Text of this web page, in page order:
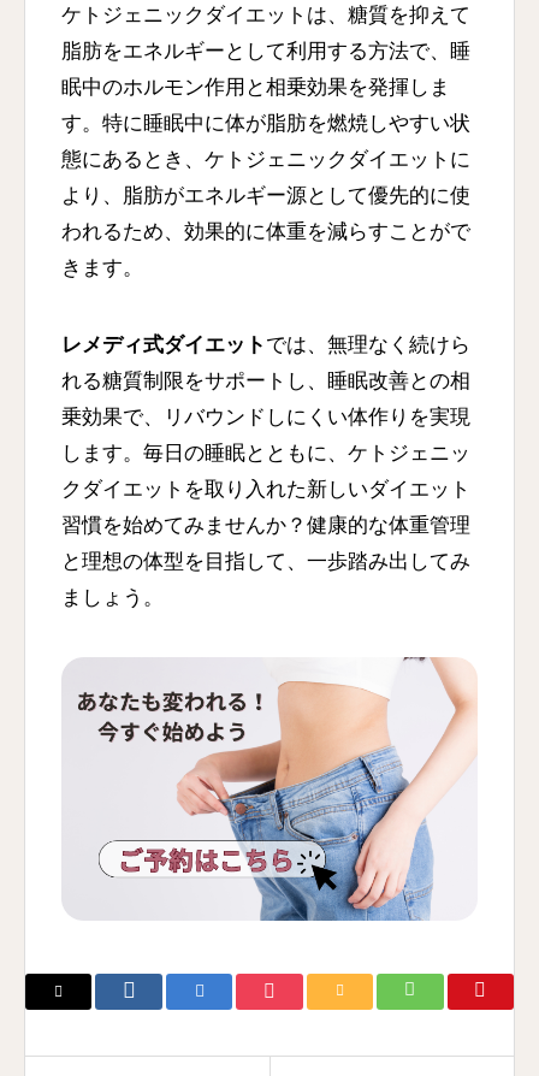
ケトジェニックダイエットは、糖質を抑えて
脂肪をエネルギーとして利用する方法で、睡
眠中のホルモン作用と相乗効果を発揮しま
す。特に睡眠中に体が脂肪を燃焼しやすい状
態にあるとき、ケトジェニックダイエットに
より、脂肪がエネルギー源として優先的に使
われるため、効果的に体重を減らすことがで
きます。
レメディ式ダイエット では、無理なく続けら
れる糖質制限をサポートし、睡眠改善との相
乗効果で、リバウンドしにくい体作りを実現
します。毎日の睡眠とともに、ケトジェニッ
クダイエットを取り入れた新しいダイエット
習慣を始めてみませんか？健康的な体重管理
と理想の体型を目指して、一歩踏み出してみ
ましょう。